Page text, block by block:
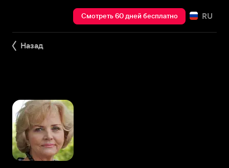
Смотреть 60 дней бесплатно RU
Назад